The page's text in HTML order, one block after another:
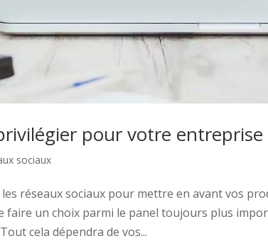
pour votre entreprise
sociaux
réseaux sociaux pour mettre en avant vos
faire un choix parmi le panel toujours plus
cela dépendra de vos...